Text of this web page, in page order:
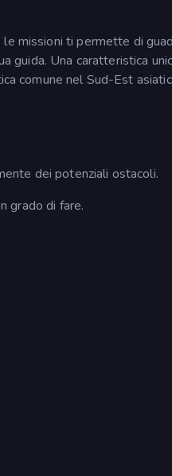
missioni ti permette di
guida. Una caratteristica
comune nel Sud-Est
dei potenziali ostacoli.
grado di fare.